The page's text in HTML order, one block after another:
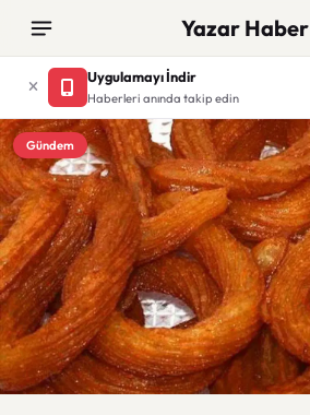
Yazar Haber
Uygulamayı İndir
Haberleri anında takip edin
Gündem